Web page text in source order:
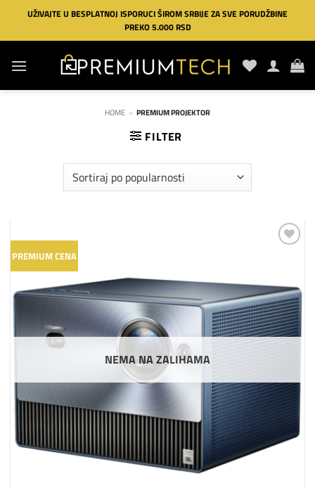
Preskoči
sadržaj
UŽIVAJTE U BESPLATNOJ ISPORUCI ŠIROM SRBIJE ZA SVE PORUDŽBINE
PREKO 5.000 RSD
HOME » PREMIUM PROJEKTOR
FILTER
PREMIUM CENA
želja
NEMA NA ZALIHAMA